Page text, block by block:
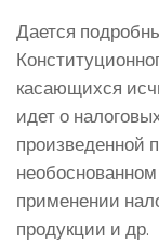
Дается
касающихся
идет о
произведенной
применении
продукции и др.